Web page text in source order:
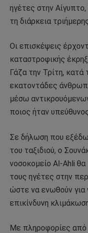
ηγέτες στην
τη διάρκεια
Οι επισκέψεις
καταστροφικής
Γάζα την Τρίτη, κατά
εκατοντάδες
μέσω
ποιος ήταν
Σε δήλωση που
του ταξιδιού, ο
νοσοκομείο Al-Ahli
τους ηγέτες στην
ώστε να ενωθούν
επικίνδυνη
Με πληροφορίες